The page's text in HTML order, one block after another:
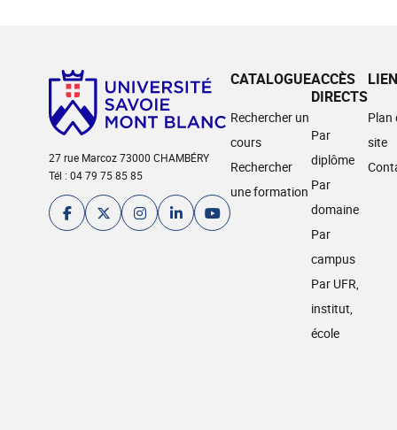
27 rue Marcoz 73000 CHAMBÉRY
Tél : 04 79 75 85 85
CATALOGUE
Rechercher un
cours
Rechercher
une formation
ACCÈS
DIRECTS
Par
diplôme
Par
domaine
Par
campus
Par UFR,
institut,
école
Plan
site